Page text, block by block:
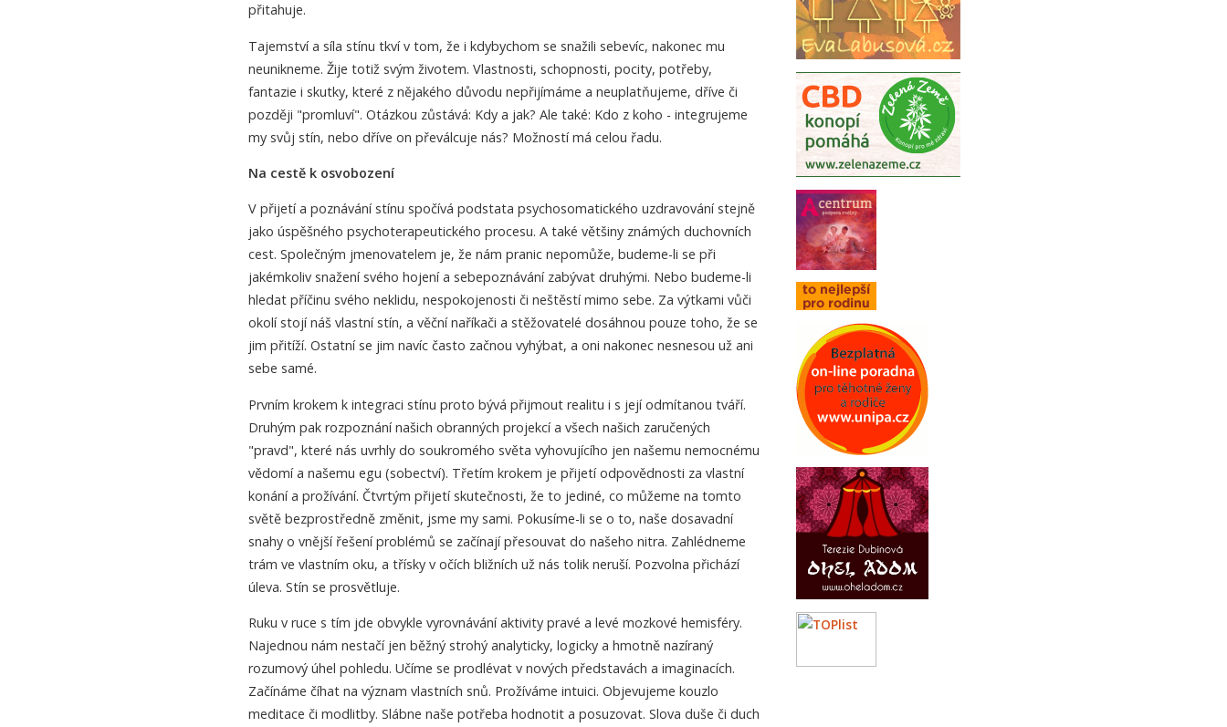
přitahuje.
Tajemství a síla stínu tkví v tom, že i kdybychom se snažili sebevíc, nakonec mu
neunikneme. Žije totiž svým životem. Vlastnosti, schopnosti, pocity, potřeby,
fantazie i skutky, které z nějakého důvodu nepřijímáme a neuplatňujeme, dříve či
později "promluví". Otázkou zůstává: Kdy a jak? Ale také: Kdo z koho - integrujeme
my svůj stín, nebo dříve on převálcuje nás? Možností má celou řadu.
Na cestě k osvobození
V přijetí a poznávání stínu spočívá podstata psychosomatického uzdravování stejně
jako úspěšného psychoterapeutického procesu. A také většiny známých duchovních
cest. Společným jmenovatelem je, že nám pranic nepomůže, budeme-li se při
jakémkoliv snažení svého hojení a sebepoznávání zabývat druhými. Nebo budeme-li
hledat příčinu svého neklidu, nespokojenosti či neštěstí mimo sebe. Za výtkami vůči
okolí stojí náš vlastní stín, a věční naříkači a stěžovatelé dosáhnou pouze toho, že se
jim přitíží. Ostatní se jim navíc často začnou vyhýbat, a oni nakonec nesnesou už ani
sebe samé.
Prvním krokem k integraci stínu proto bývá přijmout realitu i s její odmítanou tváří.
Druhým pak rozpoznání našich obranných projekcí a všech našich zaručených
"pravd", které nás uvrhly do soukromého světa vyhovujícího jen našemu nemocnému
vědomí a našemu egu (sobectví). Třetím krokem je přijetí odpovědnosti za vlastní
konání a prožívání. Čtvrtým přijetí skutečnosti, že to jediné, co můžeme na tomto
světě bezprostředně změnit, jsme my sami. Pokusíme-li se o to, naše dosavadní
snahy o vnější řešení problémů se začínají přesouvat do našeho nitra. Zahlédneme
trám ve vlastním oku, a třísky v očích bližních už nás tolik neruší. Pozvolna přichází
úleva. Stín se prosvětluje.
Ruku v ruce s tím jde obvykle vyrovnávání aktivity pravé a levé mozkové hemisféry.
Najednou nám nestačí jen běžný strohý analyticky, logicky a hmotně nazíraný
rozumový úhel pohledu. Učíme se prodlévat v nových představách a imaginacích.
Začínáme číhat na význam vlastních snů. Prožíváme intuici. Objevujeme kouzlo
meditace či modlitby. Slábne naše potřeba hodnotit a posuzovat. Slova duše či duch